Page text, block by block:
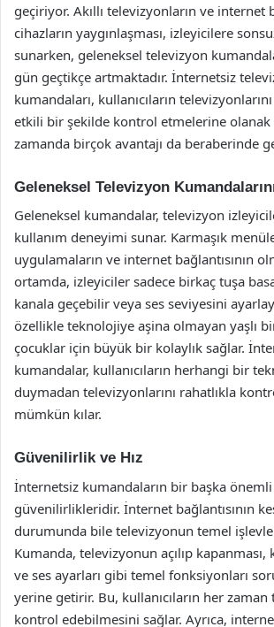
geçiriyor. Akıllı televizyonların ve internet
cihazların yaygınlaşması, izleyicilere
sunarken, geleneksel televizyon
gün geçtikçe artmaktadır. İnternetsiz
kumandaları, kullanıcıların
etkili bir şekilde kontrol etmelerine olanak
zamanda birçok avantajı da beraberinde
Geleneksel Televizyon
Geleneksel kumandalar, televizyon
kullanım deneyimi sunar. Karmaşık
uygulamaların ve internet bağlantısının
ortamda, izleyiciler sadece birkaç tuşa
kanala geçebilir veya ses seviyesini
özellikle teknolojiye aşina olmayan yaşlı
çocuklar için büyük bir kolaylık sağlar.
kumandalar, kullanıcıların herhangi bir
duymadan televizyonlarını rahatlıkla
mümkün kılar.
Güvenilirlik ve Hız
İnternetsiz kumandaların bir başka önemli
güvenilirlikleridir. İnternet bağlantısının
durumunda bile televizyonun temel
Kumanda, televizyonun açılıp
ve ses ayarları gibi temel fonksiyonları
yerine getirir. Bu, kullanıcıların her zaman
kontrol edebilmesini sağlar. Ayrıca,